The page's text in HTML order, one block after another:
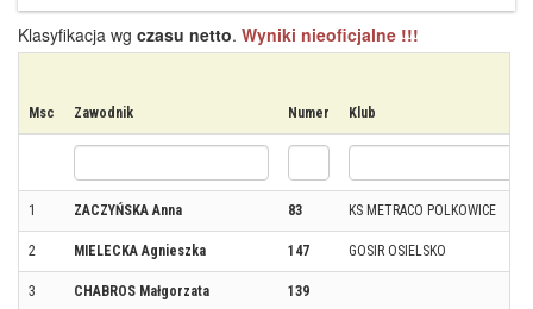
Klasyfikacja wg czasu netto. Wyniki nieoficjalne !!!
Msc Zawodnik Numer Klub
1 ZACZYŃSKA Anna 83 KS METRACO POLKOWICE
2 MIELECKA Agnieszka 147 GOSIR OSIELSKO
3 CHABROS Małgorzata 139